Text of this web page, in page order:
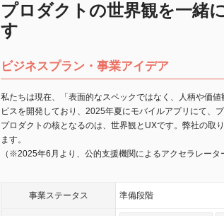
プロダクトの世界観を一緒
す
ビジネスプラン・事業アイデア
私たちは現在、「表面的なスペックではなく、人柄や価
ビスを開発しており、2025年夏にモバイルアプリにて、プ
プロダクトの核となるのは、世界観とUXです。弊社の取
ます。
（※2025年6月より、公的支援機関によるアクセラレー
事業ステータス 準備段階